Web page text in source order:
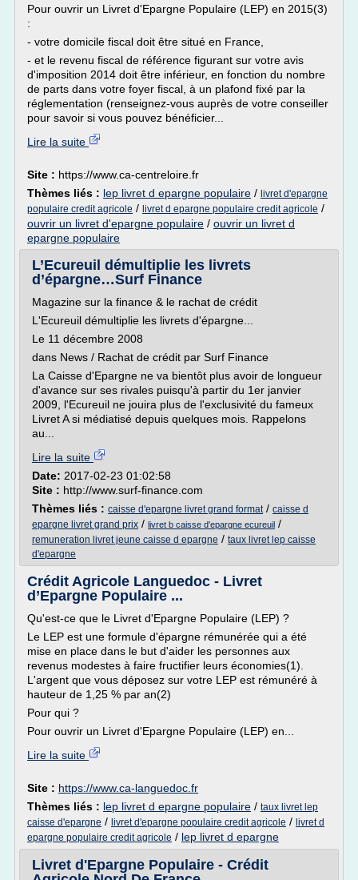
Pour ouvrir un Livret d'Epargne Populaire (LEP) en 2015(3)
:
- votre domicile fiscal doit être situé en France,
- et le revenu fiscal de référence figurant sur votre avis
d'imposition 2014 doit être inférieur, en fonction du nombre
de parts dans votre foyer fiscal, à un plafond fixé par la
réglementation (renseignez-vous auprès de votre conseiller
pour savoir si vous pouvez bénéficier...
Lire la suite
Site : https://www.ca-centreloire.fr
Thèmes liés : lep livret d epargne populaire / livret d'epargne
populaire credit agricole / livret d epargne populaire credit agricole /
ouvrir un livret d'epargne populaire / ouvrir un livret d
epargne populaire
L’Ecureuil démultiplie les livrets
d’épargne…Surf Finance
Magazine sur la finance & le rachat de crédit
L'Ecureuil démultiplie les livrets d'épargne...
Le 11 décembre 2008
dans News / Rachat de crédit par Surf Finance
La Caisse d'Epargne ne va bientôt plus avoir de longueur
d'avance sur ses rivales puisqu'à partir du 1er janvier
2009, l'Ecureuil ne jouira plus de l'exclusivité du fameux
Livret A si médiatisé depuis quelques mois. Rappelons
au...
Lire la suite
Date: 2017-02-23 01:02:58
Site : http://www.surf-finance.com
Thèmes liés : caisse d'epargne livret grand format/ caisse d
epargne livret grand prix / livret b caisse d'epargne ecureuil /
remuneration livret jeune caisse d epargne / taux livret lep caisse
d'epargne
Crédit Agricole Languedoc - Livret
d’Epargne Populaire ...
Qu'est-ce que le Livret d'Epargne Populaire (LEP) ?
Le LEP est une formule d'épargne rémunérée qui a été
mise en place dans le but d'aider les personnes aux
revenus modestes à faire fructifier leurs économies(1).
L'argent que vous déposez sur votre LEP est rémunéré à
hauteur de 1,25 % par an(2)
Pour qui ?
Pour ouvrir un Livret d'Epargne Populaire (LEP) en...
Lire la suite
Site : https://www.ca-languedoc.fr
Thèmes liés : lep livret d epargne populaire / taux livret lep
caisse d'epargne / livret d'epargne populaire credit agricole / livret d
epargne populaire credit agricole / lep livret d epargne
Livret d'Epargne Populaire - Crédit